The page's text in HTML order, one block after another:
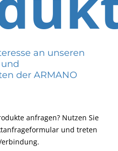
an unseren
der ARMANO
anfragen? Nutzen Sie
und treten